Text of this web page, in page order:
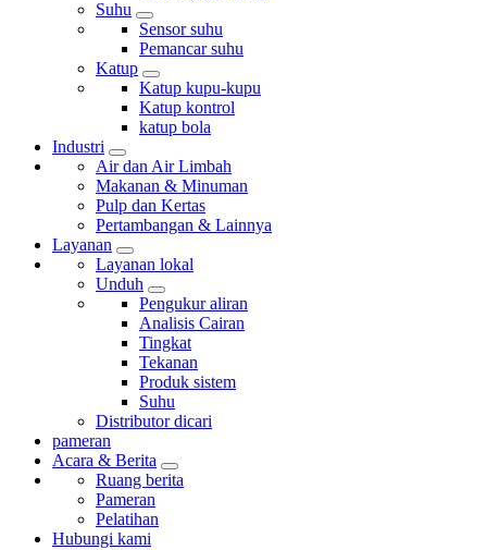
Suhu
Sensor suhu
Pemancar suhu
Katup
Katup kupu-kupu
Katup kontrol
katup bola
Industri
Air dan Air Limbah
Makanan & Minuman
Pulp dan Kertas
Pertambangan & Lainnya
Layanan
Layanan lokal
Unduh
Pengukur aliran
Analisis Cairan
Tingkat
Tekanan
Produk sistem
Suhu
Distributor dicari
pameran
Acara & Berita
Ruang berita
Pameran
Pelatihan
Hubungi kami